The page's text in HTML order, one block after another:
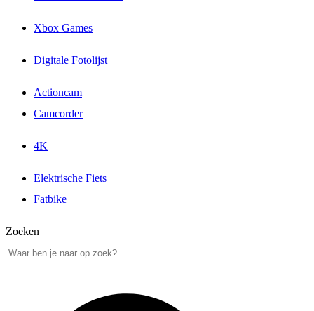
Xbox Games
Digitale Fotolijst
Actioncam
Camcorder
4K
Elektrische Fiets
Fatbike
Zoeken